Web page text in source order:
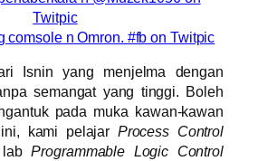
Isnin yang menjelma dengan
semangat yang tinggi. Boleh
pada muka kawan-kawan
kami pelajar Process Control
labProgrammable Logic Control